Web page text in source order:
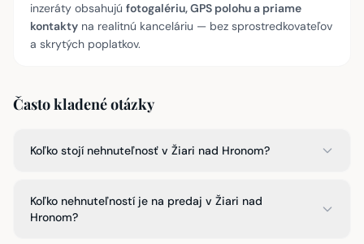
inzeráty obsahujú fotogalériu, GPS polohu a priame
kontakty na realitnú kanceláriu — bez sprostredkovateľov
a skrytých poplatkov.
Často kladené otázky
Koľko stojí nehnuteľnosť v Žiari nad Hronom?
Koľko nehnuteľností je na predaj v Žiari nad
Hronom?